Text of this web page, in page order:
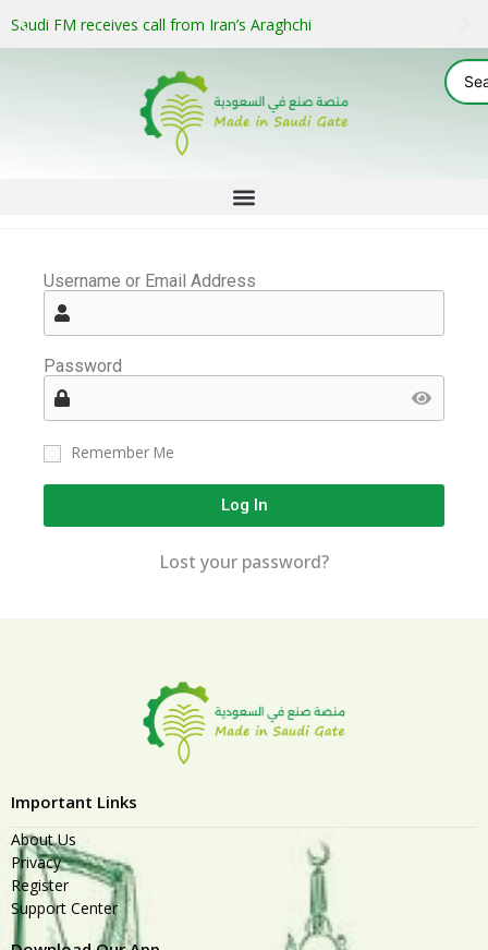
Saudi FM receives call from Iran’s Araghchi
Username or Email Address
Password
Remember Me
Log In
Lost your password?
Important Links
About Us
Privacy
Register
Support Center